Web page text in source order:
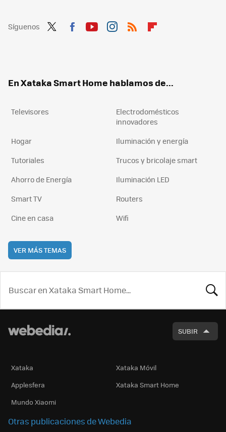
Síguenos
En Xataka Smart Home hablamos de...
Televisores
Electrodomésticos
innovadores
Hogar
Iluminación y energía
Tutoriales
Trucos y bricolaje smart
Ahorro de Energía
Iluminación LED
Smart TV
Routers
Cine en casa
Wifi
VER MÁS TEMAS
SUBIR
Xataka
Xataka Móvil
Applesfera
Xataka Smart Home
Mundo Xiaomi
Otras publicaciones de Webedia